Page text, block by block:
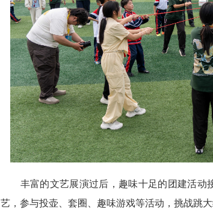
丰富的文艺展演过后，趣味十足的团建活动
艺，参与投壶、套圈、趣味游戏等活动，挑战跳